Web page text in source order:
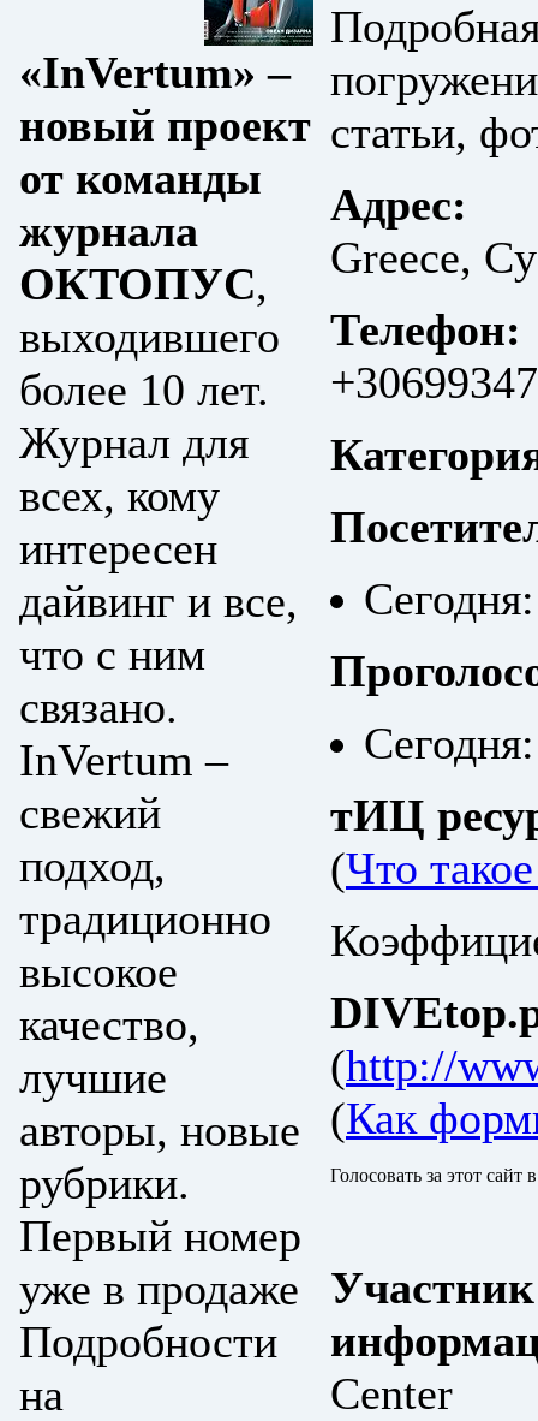
«InVertum» –
новый проект
от команды
журнала
ОКТОПУС,
выходившего
более 10 лет.
Журнал для
всех, кому
интересен
дайвинг и все,
что с ним
связано.
InVertum –
свежий
подход,
традиционно
высокое
качество,
лучшие
авторы, новые
рубрики.
Первый номер
уже в продаже
Подробности
на
статьи,
Адрес:
Greece,
Телефон:
тИЦ
(Что
(http://
(Как
Голосовать за этот сайт
Center